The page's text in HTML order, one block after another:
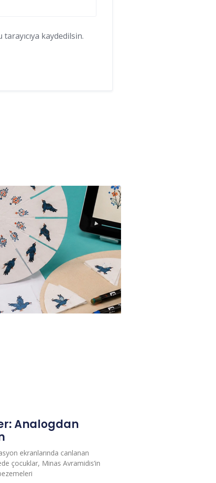
kaydedilsin.
Analogdan
ekranlarında canlanan
çocuklar, Minas Avramidis’in